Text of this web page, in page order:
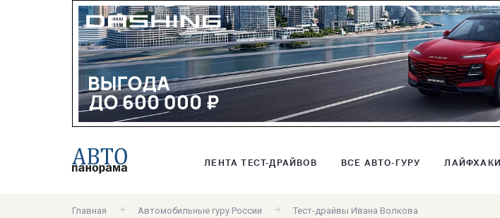
ЛЕНТА ТЕСТ-ДРАЙВОВ ВСЕ АВТО-ГУРУ ЛАЙФХАКИ
Главная Автомобильные гуру России Тест-драйвы Ивана Волкова